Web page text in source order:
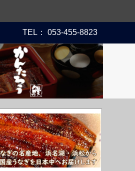
TEL： 053-455-8823